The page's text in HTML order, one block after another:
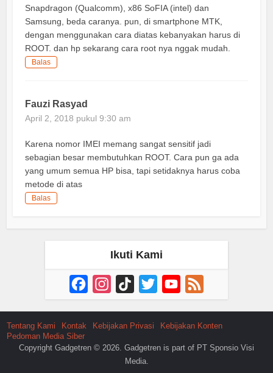
Snapdragon (Qualcomm), x86 SoFIA (intel) dan
Samsung, beda caranya. pun, di smartphone MTK,
dengan menggunakan cara diatas kebanyakan harus di
ROOT. dan hp sekarang cara root nya nggak mudah.
Balas
Fauzi Rasyad
April 2, 2018 pukul 9:30 am
Karena nomor IMEI memang sangat sensitif jadi
sebagian besar membutuhkan ROOT. Cara pun ga ada
yang umum semua HP bisa, tapi setidaknya harus coba
metode di atas
Balas
Ikuti Kami
FacebookInstagram
TikTok Twitter YouTube
Channel
Tentang Kami Kontak Kebijakan Privasi
Kebijakan Konten
Pedoman Media Siber
Copyright Gadgetren © 2026. Gadgetren is part of PT Sponsio Visi
Media.